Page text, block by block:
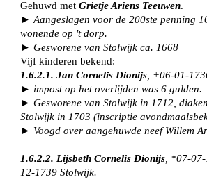
Gehuwd metGrietje Ariens Teeuwen.
► Aangeslagen voor de 200ste penning
wonende op 't dorp.
► Gesworene van Stolwijk ca. 1668
Vijf kinderen bekend:
1.6.2.1. Jan Cornelis Dionijs , +06-01-
► impost op het overlijden was 6 gulden.
► Gesworene van Stolwijk in 1712,
Stolwijk in 1703 (inscriptie
► Voogd over aangehuwde neef Willem
1.6.2.2. Lijsbeth Cornelis Dionijs , *07-
12-1739 Stolwijk.